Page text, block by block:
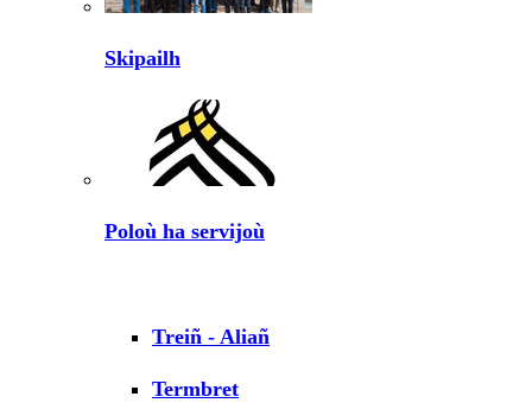
Skipailh
Poloù ha servijoù
Treiñ - Aliañ
Termbret